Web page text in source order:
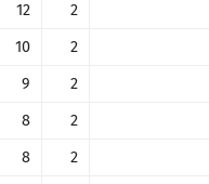
2
12
2
10
2
9
2
8
2
8